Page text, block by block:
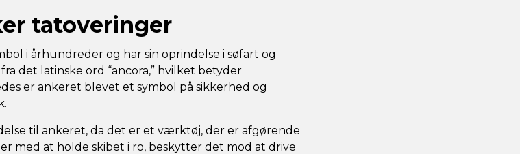
tatoveringer
i århundreder og har sin oprindelse i søfart og
det latinske ord “ancora,” hvilket betyder
er ankeret blevet et symbol på sikkerhed og
til ankeret, da det er et værktøj, der er afgørende
med at holde skibet i ro, beskytter det mod at drive